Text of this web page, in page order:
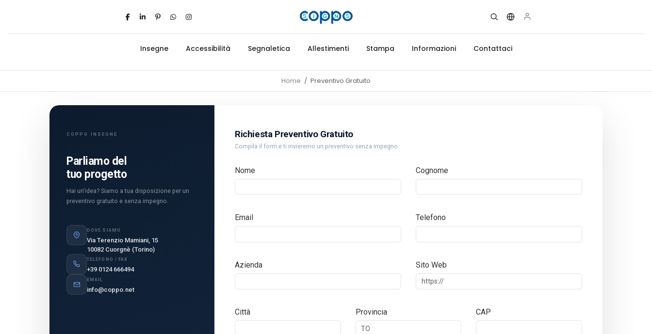
Insegne Accessibilità Segnaletica Allestimenti Stampa Informazioni Contattaci
Home Preventivo Gratuito
COPPO INSEGNE
Parliamo del
tuo progetto
Hai un'idea? Siamo a tua disposizione per un
preventivo gratuito e senza impegno.
DOVE SIAMO
Via Terenzio Mamiani, 15
10082 Cuorgnè (Torino)
TELEFONO / FAX
+39 0124 666494
EMAIL
info@coppo.net
Richiesta Preventivo Gratuito
Compila il form e ti invieremo un preventivo senza impegno.
Nome Cognome
Email Telefono
Azienda Sito Web
Città Provincia CAP